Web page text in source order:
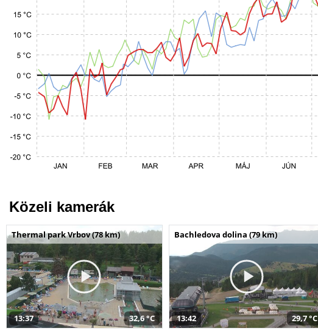
Közeli kamerák
Thermal park Vrbov (78 km)
13:37 32,6 °C
Bachledova dolina (79 km)
13:42 29,7 °C